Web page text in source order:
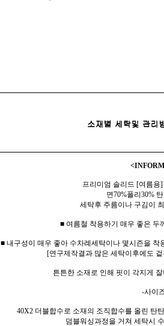
프리미엄 솔리드 [여름용
면70%폴리30%
세탁후 주름이나 구김이
■ 여름철 착용하기 매우 좋은 두
■ 내구성이 매우 좋아 수차례세탁이나 몇시즌을
[연구제작결과 많은 세탁이후에도
튼튼한 소재로 인해 핏이 각지게
-사이
40X2 더블합수로 소재의 조직합수를 올린 탄
덤블워싱과정을 거쳐 세탁시